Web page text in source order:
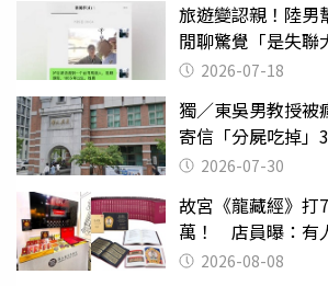
旅遊變認親！陸
閒聊驚覺「是失聯
2026-07-18
獨／東吳男教授
寄信「分屍吃掉」
關 2026-07-30
故宮《龍藏經》打
萬！ 店員曝：有
買 2026-08-08